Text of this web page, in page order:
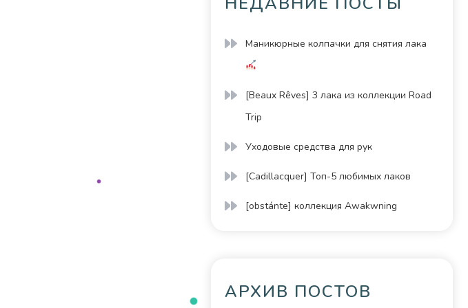
Маникюрные колпачки для снятия лака
[Beaux Rêves] 3 лака из коллекции Road
Trip
Уходовые средства для рук
[Cadillacquer] Топ-5 любимых лаков
[obstánte] коллекция Awakwning
АРХИВ ПОСТОВ